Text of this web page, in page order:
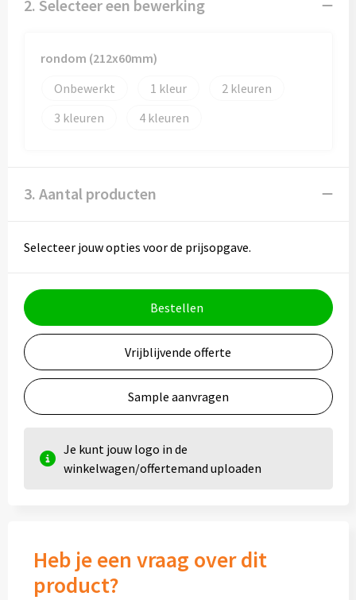
2. Selecteer een bewerking
rondom (212x60mm)
Onbewerkt
1
2
3
4
3. Aantal producten
Selecteer jouw opties voor de prijsopgave.
Bestellen
Vrijblijvende offerte
Sample aanvragen
Je kunt jouw logo in de
winkelwagen/offertemand uploaden
Heb je een vraag over dit
product?